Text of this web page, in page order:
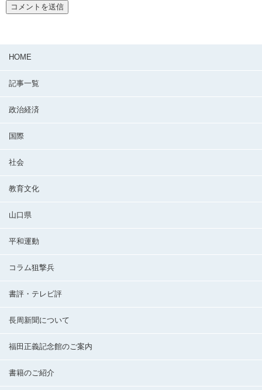
HOME
記事一覧
政治経済
国際
社会
教育文化
山口県
平和運動
コラム狙撃兵
書評・テレビ評
長周新聞について
福田正義記念館のご案内
書籍のご紹介